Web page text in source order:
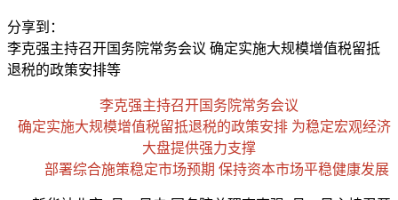
分享到：
李克强主持召开国务院常务会议 确定实施大规模增值税留抵
退税的政策安排等
李克强主持召开国务院常务会议
确定实施大规模增值税留抵退税的政策安排 为稳定宏观经济
大盘提供强力支撑
部署综合施策稳定市场预期 保持资本市场平稳健康发展